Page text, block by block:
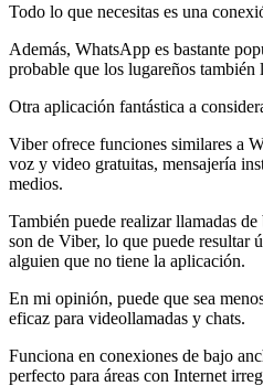
Todo lo que necesitas es una
Además, WhatsApp es bastante
probable que los lugareños también
Otra aplicación fantástica a
Viber ofrece funciones similares a
voz y video gratuitas, mensajería
medios.
También puede realizar llamadas
son de Viber, lo que puede resultar
alguien que no tiene la aplicación.
En mi opinión, puede que sea
eficaz para videollamadas y chats.
Funciona en conexiones de bajo
perfecto para áreas con Internet